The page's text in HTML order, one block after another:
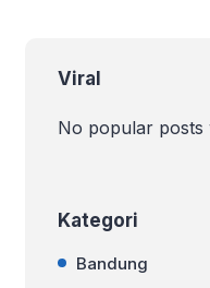
Viral
No popular posts
Kategori
Bandung